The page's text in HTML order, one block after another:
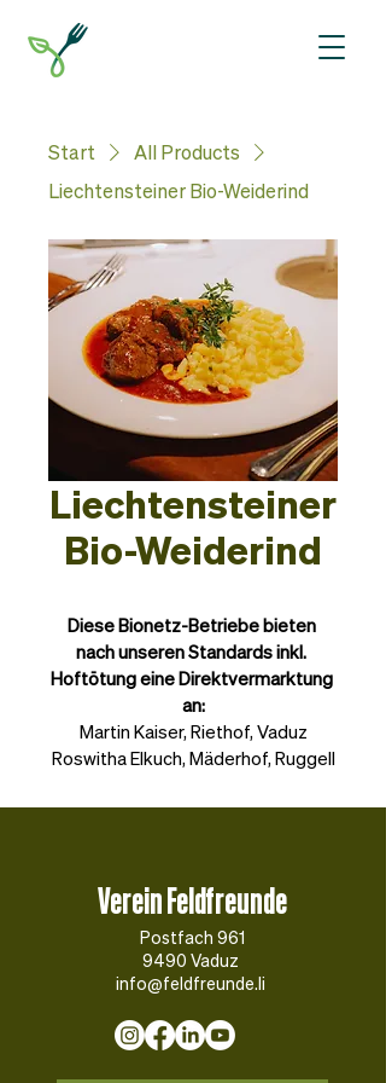
Start
All Products
Liechtensteiner Bio-Weiderind
Liechtensteiner
Bio-Weiderind
Diese Bionetz-Betriebe bieten
nach unseren Standards inkl.
Hoftötung eine Direktvermarktung
an:
Martin Kaiser, Riethof, Vaduz
Roswitha Elkuch, Mäderhof, Ruggell
Mehr zu unserem Bio-Weiderind
Verein Feldfreunde
Postfach 961
9490 Vaduz
info@feldfreunde.li